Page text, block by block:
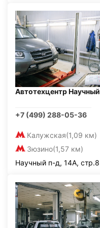
Автотехцентр Научный
+7 (499) 288-05-36
Калужская(1,09 км)
Зюзино(1,57 км)
Научный п-д, 14А, стр.8